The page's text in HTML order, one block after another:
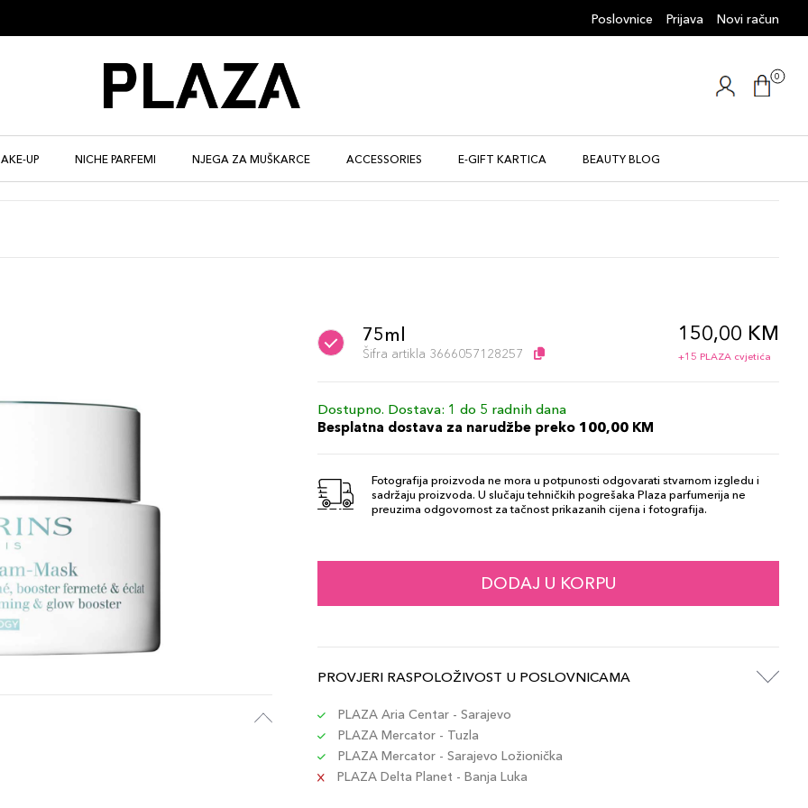
Poslovnice Prijava Novi račun
0
UP NICHE PARFEMI NJEGA ZA MUŠKARCE ACCESSORIES E-GIFT KARTICA BEAUTY BLOG
75ml
Šifra artikla 3666057128257
150,00 KM
+15 PLAZA cvjetića
Dostupno. Dostava: 1 do 5 radnih dana
Besplatna dostava za narudžbe preko 100,00 KM
Fotografija proizvoda ne mora u potpunosti odgovarati stvarnom izgledu i
sadržaju proizvoda. U slučaju tehničkih pogrešaka Plaza parfumerija ne
preuzima odgovornost za tačnost prikazanih cijena i fotografija.
DODAJ U KORPU
PROVJERI RASPOLOŽIVOST U POSLOVNICAMA
PLAZA Aria Centar - Sarajevo
PLAZA Mercator - Tuzla
PLAZA Mercator - Sarajevo Ložionička
PLAZA Delta Planet - Banja Luka